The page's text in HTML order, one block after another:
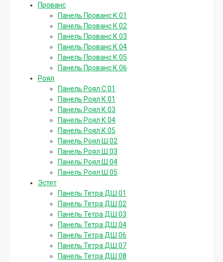
Прованс
Панель Прованс К 01
Панель Прованс К 02
Панель Прованс К 03
Панель Прованс К 04
Панель Прованс К 05
Панель Прованс К 06
Роял
Панель Роял С 01
Панель Роял К 01
Панель Роял К 03
Панель Роял К 04
Панель Роял К 05
Панель Роял Ш 02
Панель Роял Ш 03
Панель Роял Ш 04
Панель Роял Ш 05
Эстет
Панель Тетра ДШ 01
Панель Тетра ДШ 02
Панель Тетра ДШ 03
Панель Тетра ДШ 04
Панель Тетра ДШ 06
Панель Тетра ДШ 07
Панель Тетра ДШ 08